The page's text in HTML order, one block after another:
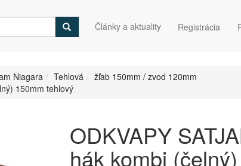
Články a aktuality Registrácia
Niagara Tehlová
žľab 150mm / zvod 120mm
150mm tehlový
ODKVAPY
hák kombi